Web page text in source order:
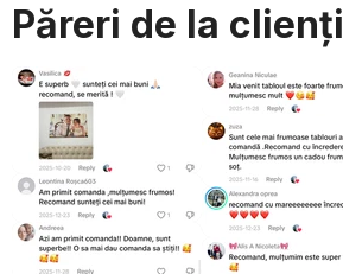
Păreri de la clienți